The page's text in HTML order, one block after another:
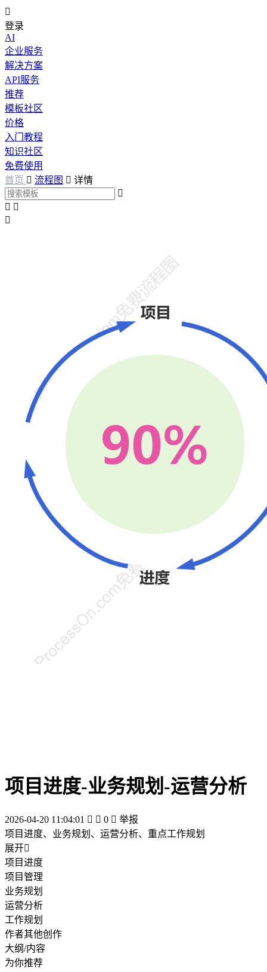

登录
AI
企业服务
解决方案
API服务
推荐
模板社区
价格
入门教程
知识社区
免费使用
首页  流程图  详情

 

项目进度-业务规划-运营分析
2026-04-20 11:04:01   0  举报
项目进度、业务规划、运营分析、重点工作规划
展开
项目进度
项目管理
业务规划
运营分析
工作规划
作者其他创作
大纲/内容
为你推荐